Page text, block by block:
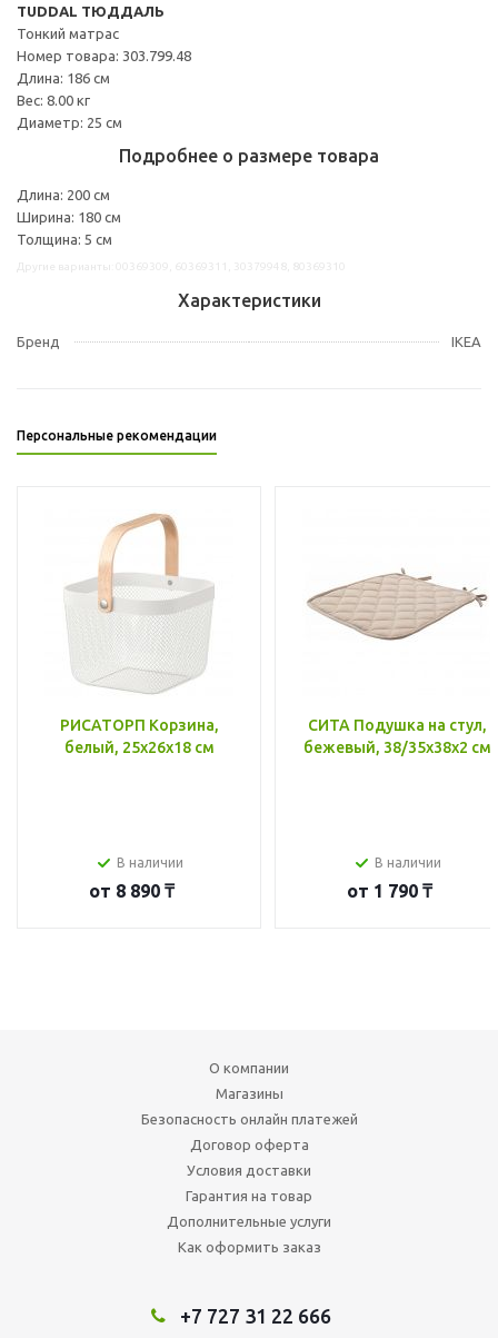
TUDDAL ТЮДДАЛЬ
Тонкий матрас
Номер товара: 303.799.48
Длина: 186 см
Вес: 8.00 кг
Диаметр: 25 см
Подробнее о размере товара
Длина: 200 см
Ширина: 180 см
Толщина: 5 см
Характеристики
Бренд IKEA
Персональные рекомендации
РИСАТОРП Корзина,
белый, 25x26x18 см
В наличии
от 8 890 ₸
СИТА Подушка на стул,
бежевый, 38/35x38x2 см
В наличии
от 1 790 ₸
О компании
Магазины
Безопасность онлайн платежей
Договор оферта
Условия доставки
Гарантия на товар
Дополнительные услуги
Как оформить заказ
+7 727 31 22 666